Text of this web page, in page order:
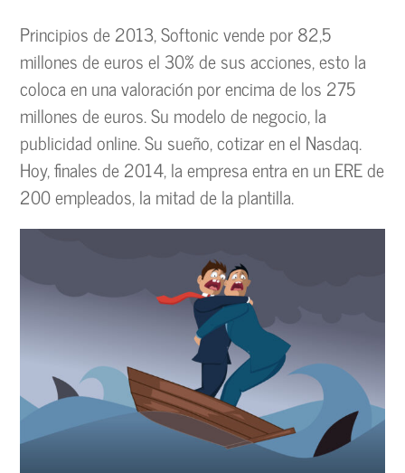
Principios de 2013, Softonicvende por82,5
millones de euros el 30% de sus acciones, esto la
coloca en una valoración por encima de los 275
millones de euros. Su modelo de negocio, la
publicidad online. Su sueño, cotizar en el Nasdaq.
Hoy, finales de 2014, la empresa entra en un ERE de
200 empleados, la mitad de la plantilla.